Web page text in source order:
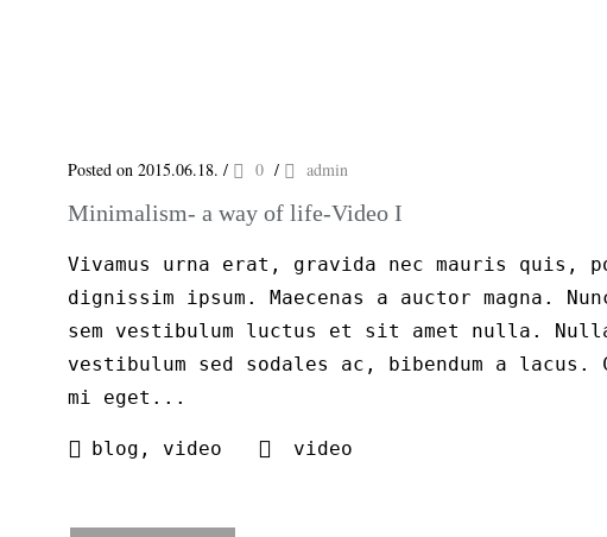
Posted on 2015.06.18. / 0 / admin
Minimalism- a way of life-Video I
Vivamus urna erat, gravida nec mauris quis,
dignissim ipsum. Maecenas a auctor magna.
sem vestibulum luctus et sit amet nulla.
vestibulum sed sodales ac, bibendum a lacus.
mi eget...
blog , video video